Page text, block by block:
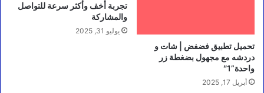
تحميل تطبيق فضفض | شات و
دردشه مع مجهول بضغطة زر
واحدة”1″
أبريل 17, 2025
تجربة أخف وأكثر سرعة للتواصل
والمشاركة
يوليو 31, 2025